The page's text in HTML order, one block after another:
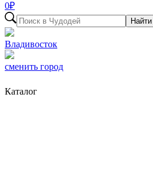
0₽
Найти
Владивосток
сменить город
Каталог